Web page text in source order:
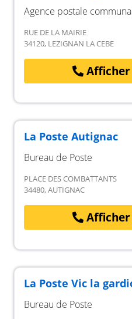
Agence postale
RUE DE LA MAIRIE
34120, LEZIGNAN LA CEBE
Afficher
La Poste Autignac
Bureau de Poste
PLACE DES COMBATTANTS
34480, AUTIGNAC
Afficher
La Poste Vic la
Bureau de Poste